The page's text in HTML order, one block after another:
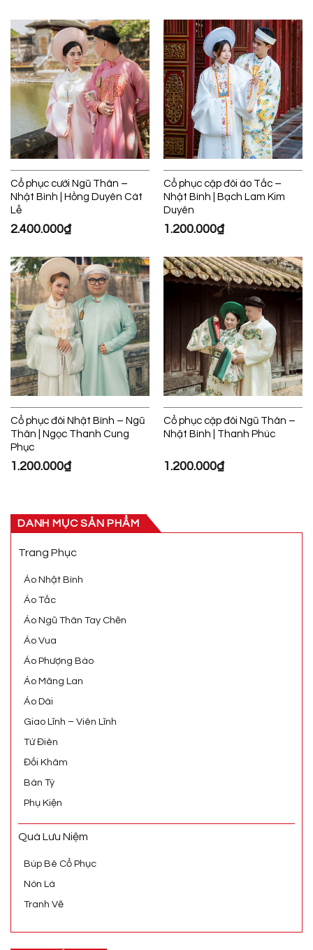
Cổ phục cưới Ngũ Thân –
Nhật Bình | Hồng Duyên Cát
Lễ
2.400.000₫
Cổ phục cặp đôi áo Tấc –
Nhật Bình | Bạch Lam Kim
Duyên
1.200.000₫
Cổ phục đôi Nhật Bình – Ngũ
Thân | Ngọc Thanh Cung
Phục
1.200.000₫
Cổ phục cặp đôi Ngũ Thân –
Nhật Bình | Thanh Phúc
1.200.000₫
DANH MỤC SẢN PHẨM
Trang Phục
Áo Nhật Bình
Áo Tấc
Áo Ngũ Thân Tay Chẽn
Áo Vua
Áo Phượng Bào
Áo Mãng Lan
Áo Dài
Giao Lĩnh – Viên Lĩnh
Tứ Điên
Đối Khâm
Bán Tý
Phụ Kiện
Quà Lưu Niệm
Búp Bê Cổ Phục
Nón Lá
Tranh Vẽ